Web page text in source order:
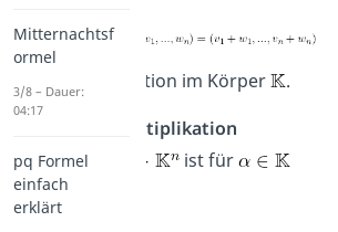
als Addition im Körper
.
Skalarmultiplikation
ist für
als
Mitternachtsf
ormel
3/8 – Dauer:
04:17
pq Formel
einfach
erklärt